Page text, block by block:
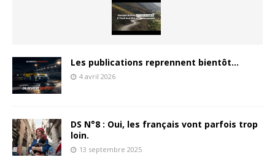
Les publications reprennent bientôt…
4 avril 2026
DS N°8 : Oui, les français vont parfois trop
loin.
13 septembre 2025